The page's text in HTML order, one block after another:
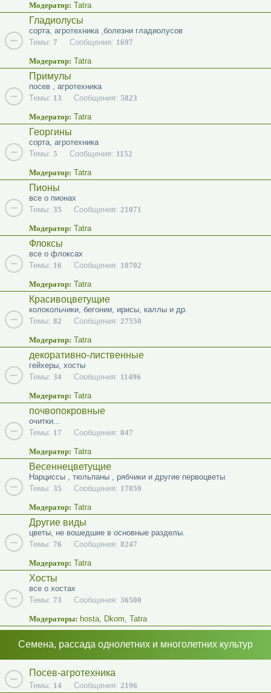
Модератор: Tatra
Гладиолусы
сорта, агротехника ,болезни гладиолусов
Темы: 7 Сообщения: 1697
Модератор: Tatra
Примулы
посев , агротехника
Темы: 13 Сообщения: 5823
Модератор: Tatra
Георгины
сорта, агротехника
Темы: 5 Сообщения: 1152
Модератор: Tatra
Пионы
все о пионах
Темы: 35 Сообщения: 21071
Модератор: Tatra
Флоксы
все о флоксах
Темы: 16 Сообщения: 10702
Модератор: Tatra
Красивоцветущие
колокольчики, бегонии, ирисы, каллы и др.
Темы: 82 Сообщения: 27550
Модератор: Tatra
декоративно-лиственные
гейхеры, хосты
Темы: 34 Сообщения: 11496
Модератор: Tatra
почвопокровные
очитки...
Темы: 17 Сообщения: 847
Модератор: Tatra
Весеннецветущие
Нарциссы , тюльпаны , рябчики и другие первоцветы
Темы: 35 Сообщения: 17059
Модератор: Tatra
Другие виды
цветы, не вошедшие в основные разделы.
Темы: 76 Сообщения: 8247
Модератор: Tatra
Хосты
все о хостах
Темы: 73 Сообщения: 36500
Модераторы: hosta, Dkom, Tatra
Семена, рассада однолетних и многолетних культур
Посев-агротехника
Темы: 14 Сообщения: 2196